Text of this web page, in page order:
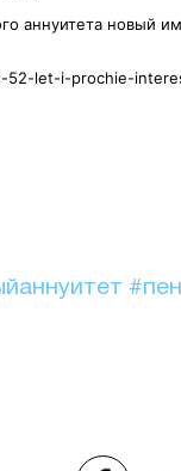
аннуитета новый
let-i-prochie-